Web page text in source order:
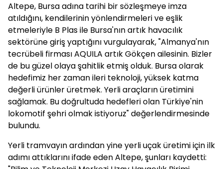
Altepe, Bursa adına tarihi bir sözleşmeye imza
atıldığını, kendilerinin yönlendirmeleri ve eşlik
etmeleriyle B Plas ile Bursa'nın artık havacılık
sektörüne giriş yaptığını vurgulayarak, "Almanya'nın
tecrübeli firması AQUILA artık Gökçen ailesinin. Bizler
de bu güzel olaya şahitlik etmiş olduk. Bursa olarak
hedefimiz her zaman ileri teknoloji, yüksek katma
değerli ürünler üretmek. Yerli araçların üretimini
sağlamak. Bu doğrultuda hedefleri olan Türkiye'nin
lokomotif şehri olmak istiyoruz" değerlendirmesinde
bulundu.
Yerli tramvayın ardından yine yerli uçak üretimi için ilk
adımı attıklarını ifade eden Altepe, şunları kaydetti: